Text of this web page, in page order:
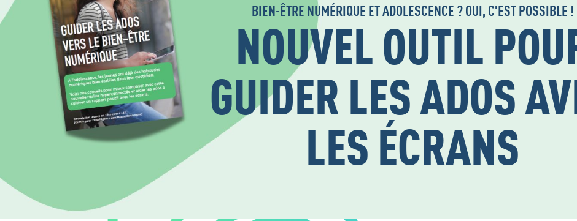
BIEN-ÊTRE NUMÉRIQUE ET ADOLESCENCE ? OUI, C'EST POSSIBLE !
NOUVEL OUTIL
GUIDER LES ADOS
LES ÉCRANS